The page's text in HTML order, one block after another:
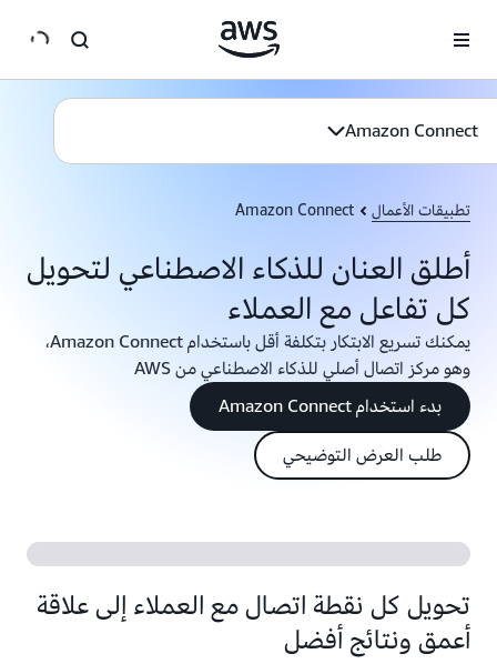
Amazon Connect
تطبيقات الأعمال Amazon Connect
أطلق العنان للذكاء الاصطناعي لتحويل
كل تفاعل مع العملاء
يمكنك تسريع الابتكار بتكلفة أقل باستخدام Amazon Connect،
وهو مركز اتصال أصلي للذكاء الاصطناعي من AWS
بدء استخدام Amazon Connect
طلب العرض التوضيحي
تحويل كل نقطة اتصال مع العملاء إلى علاقة
أعمق ونتائج أفضل